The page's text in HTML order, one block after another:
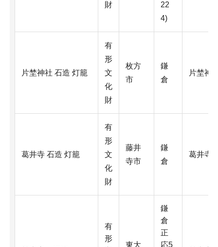
財
22
4)
片埜神社 石造 灯籠
有
形
文
化
財
枚方
市
鎌
倉
片埜神
葛井寺 石造 灯籠
有
形
文
化
財
藤井
寺市
鎌
倉
葛井寺
有
形
東大
鎌
倉
正
応5